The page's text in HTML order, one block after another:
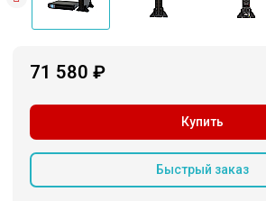
71 580 ₽
Купить
Быстрый заказ